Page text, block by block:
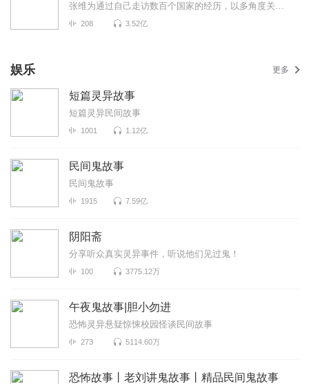
张维为通过自己走访数百个国家的经历，以多角度关注世界政局变化，跟进社会热门话题，见微知著的分析国...
208 3.52亿
娱乐 更多
短篇灵异故事
短篇灵异民间故事
1001 1.12亿
民间鬼故事
民间鬼故事
1915 7.59亿
阴阳斋
分享听众真实灵异事件，听说他们见过鬼！
100 3775.12万
午夜鬼故事|胆小勿进
恐怖灵异悬疑惊悚校园怪谈民间故事
273 5114.60万
恐怖故事丨老刘讲鬼故事丨精品民间鬼故事